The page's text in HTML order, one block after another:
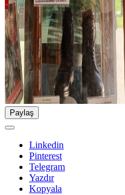
Paylaş
Linkedin
Pinterest
Telegram
Yazdır
Kopyala